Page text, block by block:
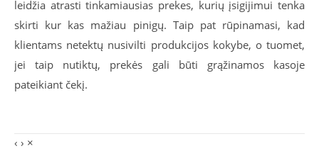
leidžia atrasti tinkamiausias prekes, kurių įsigijimui tenka
skirti kur kas mažiau pinigų. Taip pat rūpinamasi, kad
klientams netektų nusivilti produkcijos kokybe, o tuomet,
jei taip nutiktų, prekės gali būti grąžinamos kasoje
pateikiant čekį.
‹ › ×